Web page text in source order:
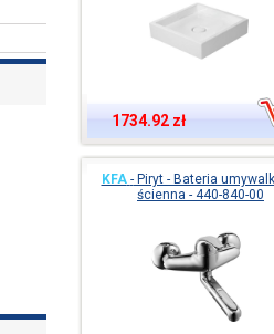
1734.92 zł
KFA -Piryt - Bateria
ścienna - 440-840-00